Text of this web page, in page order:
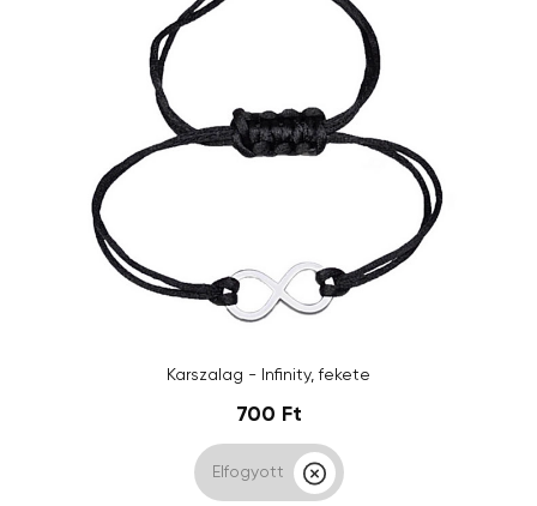
Karszalag - Infinity, fekete
700 Ft
Elfogyott